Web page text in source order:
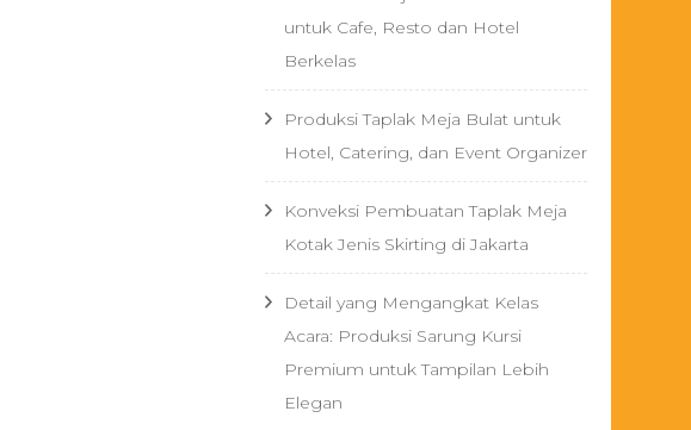
untuk Cafe, Resto dan Hotel
Berkelas
Produksi Taplak Meja Bulat untuk
Hotel, Catering, dan Event Organizer
Konveksi Pembuatan Taplak Meja
Kotak Jenis Skirting di Jakarta
Detail yang Mengangkat Kelas
Acara: Produksi Sarung Kursi
Premium untuk Tampilan Lebih
Elegan